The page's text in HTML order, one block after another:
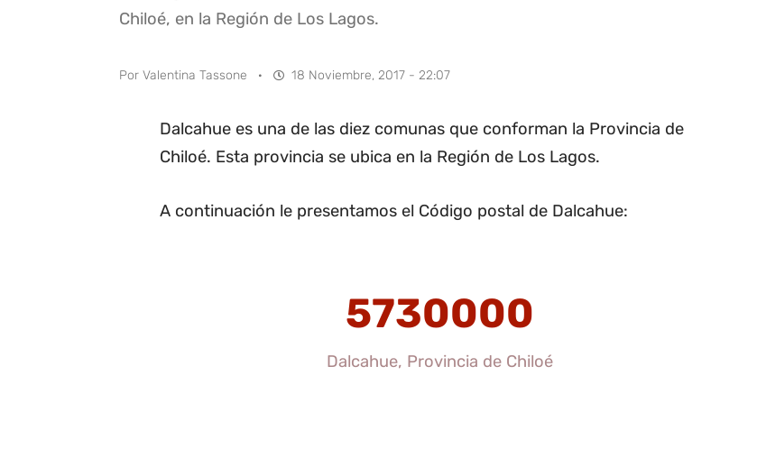
Chiloé, en la Región de Los Lagos.
Por Valentina Tassone · 18 Noviembre, 2017 - 22:07
Dalcahue es una de las diez comunas que conforman la Provincia de
Chiloé. Esta provincia se ubica en la Región de Los Lagos.
A continuación le presentamos el Código postal de Dalcahue:
5730000
Dalcahue, Provincia de Chiloé